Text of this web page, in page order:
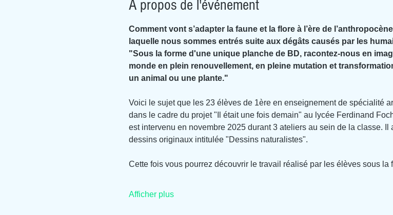
À propos de l'événement
Comment vont s’adapter la faune et la flore à l’ère de
laquelle nous sommes entrés suite aux dégâts causés par les
"Sous la forme d'une unique planche de BD, racontez-nous en
monde en plein renouvellement, en pleine mutation et
un animal ou une plante."
Voici le sujet que les 23 élèves de 1ère en enseignement de spécialité
dans le cadre du projet "Il était une fois demain" au lycée Ferdinand
est intervenu en novembre 2025 durant 3 ateliers au sein de la classe.
dessins originaux intitulée "Dessins naturalistes".
Cette fois vous pourrez découvrir le travail réalisé par les élèves sous la
Afficher plus